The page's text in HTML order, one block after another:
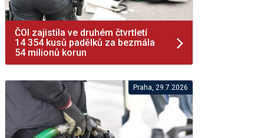
ČOI zajistila ve druhém čtvrtletí
14 354 kusů padělků za bezmála
54 milionů korun
Praha, 29.7.2026